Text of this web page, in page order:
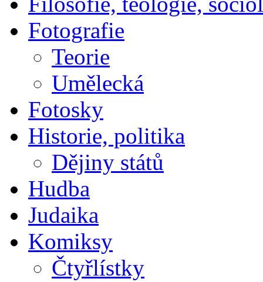
Fotografie
Teorie
Umělecká
Fotosky
Historie, politika
Dějiny států
Hudba
Judaika
Komiksy
Čtyřlístky